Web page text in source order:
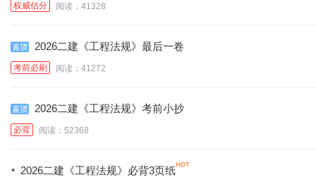
权威估分 阅读：41328
2026二建《工程法规》最后一卷
考前必刷 阅读：41272
2026二建《工程法规》考前小抄
必背 阅读：52368
· 2026二建《工程法规》必背3页纸